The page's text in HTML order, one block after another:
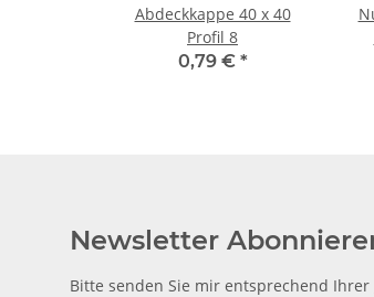
Abdeckkappe 40 x 40
Profil 8
0,79 € *
Newsletter
Bitte senden Sie mir entsprechend Ihrer